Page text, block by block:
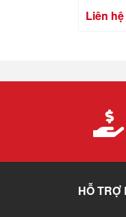
Liên hệ
HỖ TRỢ